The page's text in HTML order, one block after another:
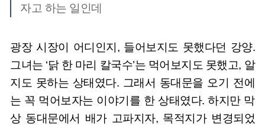
자고 하는 일인데
광장 시장이 어디인지, 들어보지도 못했다던 강양.
그녀는 ‘닭 한 마리 칼국수’는 먹어보지도 못했고, 알
지도 못하는 상태였다. 그래서 동대문을 오기 전에
는 꼭 먹어보자는 이야기를 한 상태였다. 하지만 막
상 동대문에서 배가 고파지자, 목적지가 변경되었